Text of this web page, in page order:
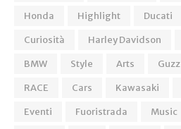
Honda
Highlight Ducati
Curiosità
Harley Davidson
BMW
Style Arts
RACE
Cars Kawasaki
Eventi
Fuoristrada Music